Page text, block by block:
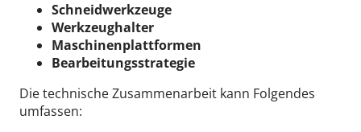
Schneidwerkzeuge
Werkzeughalter
Maschinenplattformen
Bearbeitungsstrategie
Die technische Zusammenarbeit kann Folgendes
umfassen: